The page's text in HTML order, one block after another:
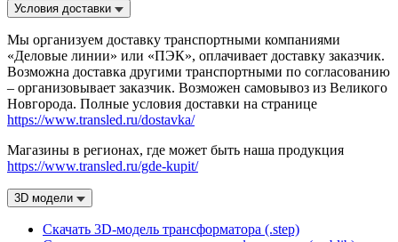
Условия доставки
Мы организуем доставку транспортными компаниями
«Деловые линии» или «ПЭК», оплачивает доставку заказчик.
Возможна доставка другими транспортными по согласованию
– организовывает заказчик. Возможен самовывоз из Великого
Новгорода. Полные условия доставки на странице
https://www.transled.ru/dostavka/
Магазины в регионах, где может быть наша продукция
https://www.transled.ru/gde-kupit/
3D модели
Скачать 3D-модель трансформатора (.step)